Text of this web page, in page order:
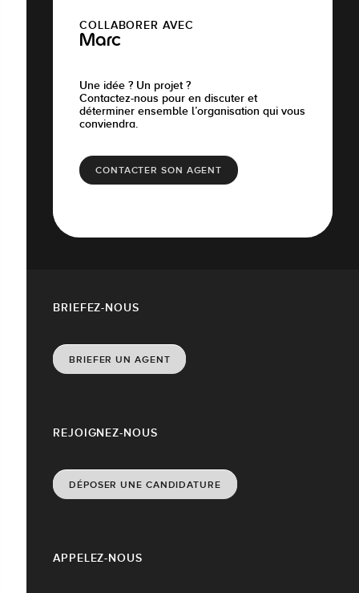
COLLABORER AVEC
Marc
Une idée ? Un projet ?
Contactez-nous pour en discuter et
déterminer ensemble l’organisation qui vous
conviendra.
CONTACTER SON AGENT
REJOIGNEZ-NOUS
DÉPOSER UNE CANDIDATURE
APPELEZ-NOUS
BRIEFEZ-NOUS
BRIEFER UN AGENT